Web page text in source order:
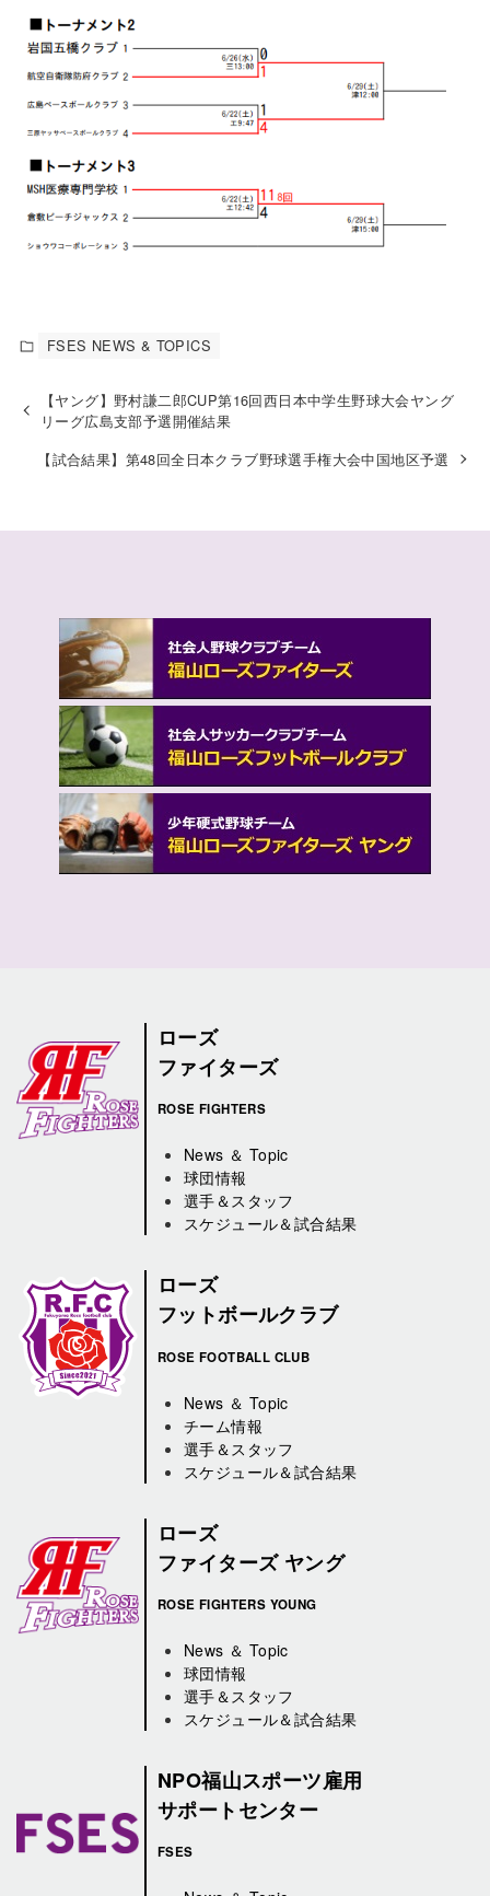
FSES NEWS & TOPICS
【ヤング】野村謙二郎CUP第16回西日本中学生野球大会ヤング
リーグ広島支部予選開催結果
【試合結果】第48回全日本クラブ野球選手権大会中国地区予選
ローズ
ファイターズ
ROSE FIGHTERS
News ＆ Topic
球団情報
選手＆スタッフ
スケジュール＆試合結果
ローズ
フットボールクラブ
ROSE FOOTBALL CLUB
News ＆ Topic
チーム情報
選手＆スタッフ
スケジュール＆試合結果
ローズ
ファイターズ ヤング
ROSE FIGHTERS YOUNG
News ＆ Topic
球団情報
選手＆スタッフ
スケジュール＆試合結果
NPO福山スポーツ雇用
サポートセンター
FSES